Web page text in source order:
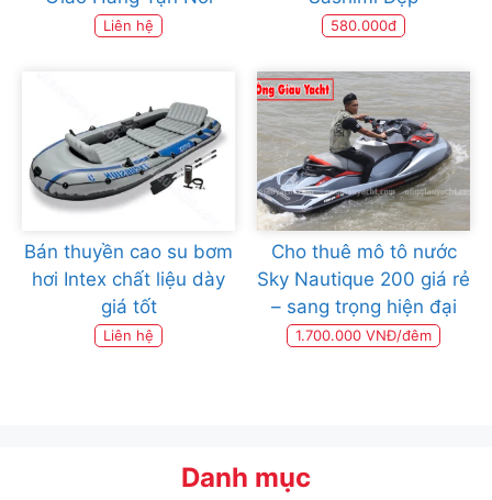
Liên hệ 580.000đ
Bán thuyền cao su bơm
hơi Intex chất liệu dày
giá tốt
Liên hệ
Cho thuê mô tô nước
Sky Nautique 200 giá rẻ
– sang trọng hiện đại
1.700.000 VNĐ/đêm
Danh mục